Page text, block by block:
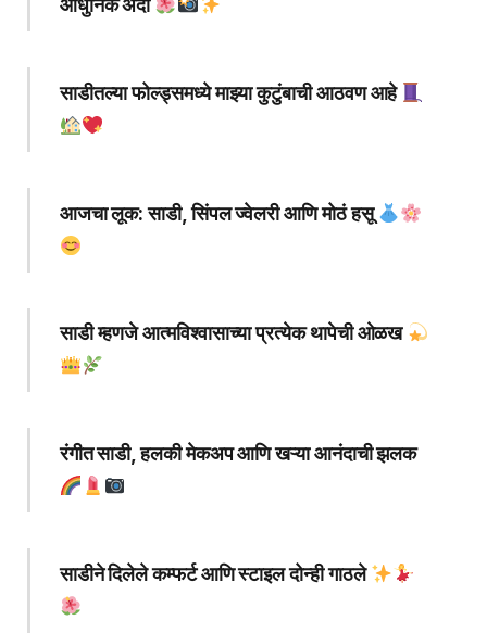
आधुनिक अदा
साडीतल्या फोल्ड्समध्ये माझ्या कुटुंबाची आठवण आहे
आजचा लूक: साडी, सिंपल ज्वेलरी आणि मोठं हसू
साडी म्हणजे आत्मविश्वासाच्या प्रत्येक थापेची ओळख
रंगीत साडी, हलकी मेकअप आणि खऱ्या आनंदाची झलक
साडीने दिलेले कम्फर्ट आणि स्टाइल दोन्ही गाठले